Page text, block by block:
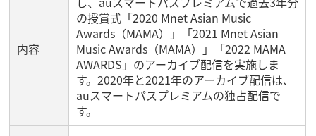
内容
の授賞式「2020 Mnet Asian Music
Awards（MAMA）」「2021 Mnet Asian
Music Awards（MAMA）」「2022 MAMA
AWARDS」のアーカイブ配信を実施しま
す。2020年と2021年のアーカイブ配信は、
auスマートパスプレミアムの独占配信で
す。